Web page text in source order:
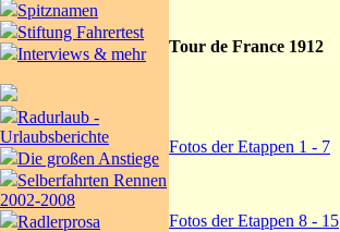
Spitznamen
Stiftung Fahrertest
Interviews & mehr
Radurlaub -
Urlaubsberichte
Die großen Anstiege
Selberfahrten Rennen
2002-2008
Radlerprosa
Tour de France 1912
Fotos der Etappen 1 - 7
Fotos der Etappen 8 - 15